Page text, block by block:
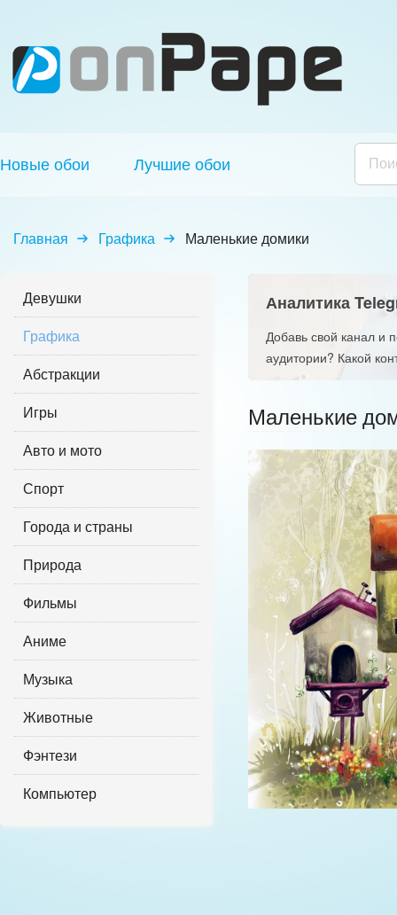
Новые обои Лучшие обои
Главная Графика Маленькие домики
Девушки
Графика
Абстракции
Игры
Авто и мото
Спорт
Города и страны
Природа
Фильмы
Аниме
Музыка
Животные
Фэнтези
Компьютер
Аналитика
Добавь свой канал и
аудитории? Какой
Маленькие